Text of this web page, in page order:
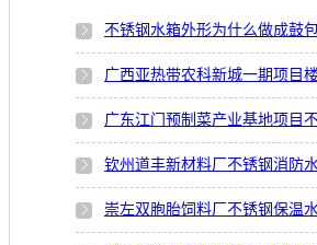
不锈钢水箱外形为什么做成鼓包
广西亚热带农科新城一期项目
广东江门预制菜产业基地项目
钦州道丰新材料厂不锈钢消防
崇左双胞胎饲料厂不锈钢保温